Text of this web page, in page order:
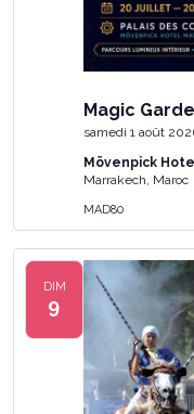
Magic
samedi 1 août
Mövenpick
Marrakech, Maroc
MAD80
DIM
9